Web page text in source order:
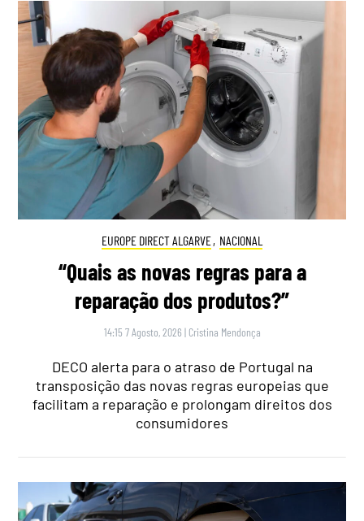
EUROPE DIRECT ALGARVE, NACIONAL
“Quais as novas regras para a
reparação dos produtos?”
14:15 7 Agosto, 2026 | Cristina Mendonça
DECO alerta para o atraso de Portugal na
transposição das novas regras europeias que
facilitam a reparação e prolongam direitos dos
consumidores